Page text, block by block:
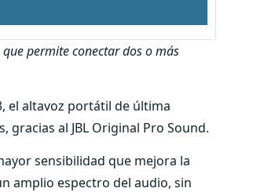
permite conectar dos o más
el altavoz portátil de última
al JBL Original Pro Sound.
sensibilidad que mejora la
amplio espectro del audio, sin